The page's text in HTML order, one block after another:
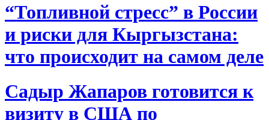
“Топливной стресс” в России
и риски для Кыргызстана:
что происходит на самом деле
Садыр Жапаров готовится к
визиту в США по